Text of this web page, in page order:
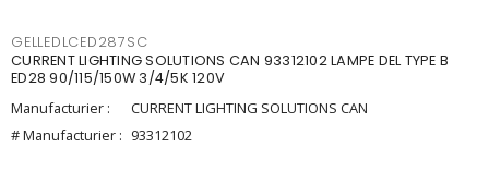
GELLEDLCED287SC
CURRENT LIGHTING SOLUTIONS CAN 93312102 LAMPE DEL TYPE B
ED28 90/115/150W 3/4/5K 120V
Manufacturier :
CURRENT LIGHTING SOLUTIONS CAN
# Manufacturier : 93312102